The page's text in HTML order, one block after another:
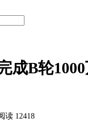
成B轮
读 12418